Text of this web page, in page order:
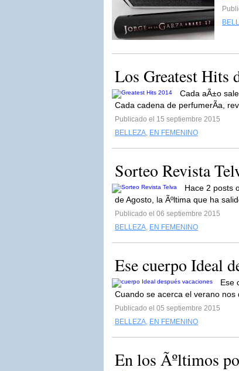
Los Greatest Hits
Cada aÃ±o
Cada cadena de perfumerÃ­a,
Publicado el 15 septiembre 2015
BELLEZA, EN FEMENINO
Sorteo Revista
Hace 2 posts
de Agosto, la Ãºltima que ha
Publicado el 06 septiembre 2015
BELLEZA, EN FEMENINO
Ese cuerpo Ideal
Ese
Cuando se acerca el verano nos
Publicado el 05 septiembre 2015
BELLEZA, EN FEMENINO
En los Ãºltimos